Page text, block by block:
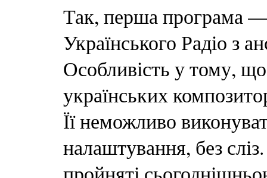
Так, перша програма
Українського Радіо з
Особливість у тому,
українських
Її неможливо
налаштування, без